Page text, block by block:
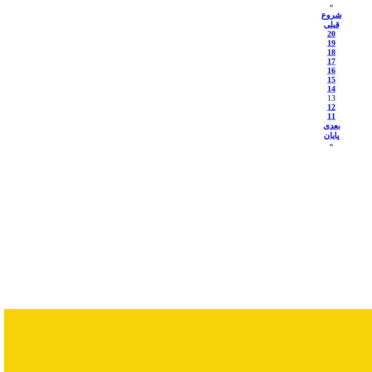
«
شروع
قبلی
20
19
18
17
16
15
14
13
12
11
بعدی
پایان
»